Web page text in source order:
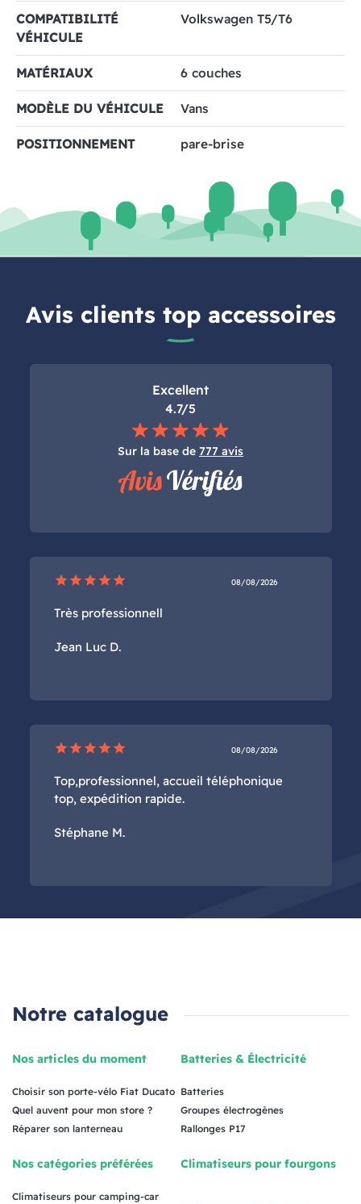
COMPATIBILITÉ
VÉHICULE
Volkswagen T5/T6
MATÉRIAUX 6 couches
MODÈLE DU VÉHICULE Vans
POSITIONNEMENT pare-brise
Avis clients top accessoires
Excellent
4.7/5
Sur la base de 777 avis
star star star star star 08/08/2026
Très professionnell
Jean Luc D.
star star star star star 08/08/2026
Top,professionnel, accueil téléphonique
top, expédition rapide.
Stéphane M.
Notre catalogue
Nos articles du moment
Choisir son porte-vélo Fiat Ducato
Quel auvent pour mon store ?
Réparer son lanterneau
Nos catégories préférées
Climatiseurs pour camping-car
Batteries & Électricité
Batteries
Groupes électrogènes
Rallonges P17
Climatiseurs pour fourgons